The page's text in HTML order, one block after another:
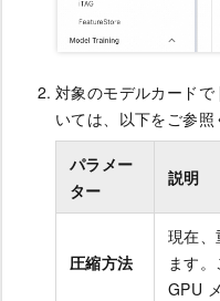
対象のモデルカードで
いては、以下をご参照
パラメー
ター
説明
圧縮方法
現在、
ます
GPU